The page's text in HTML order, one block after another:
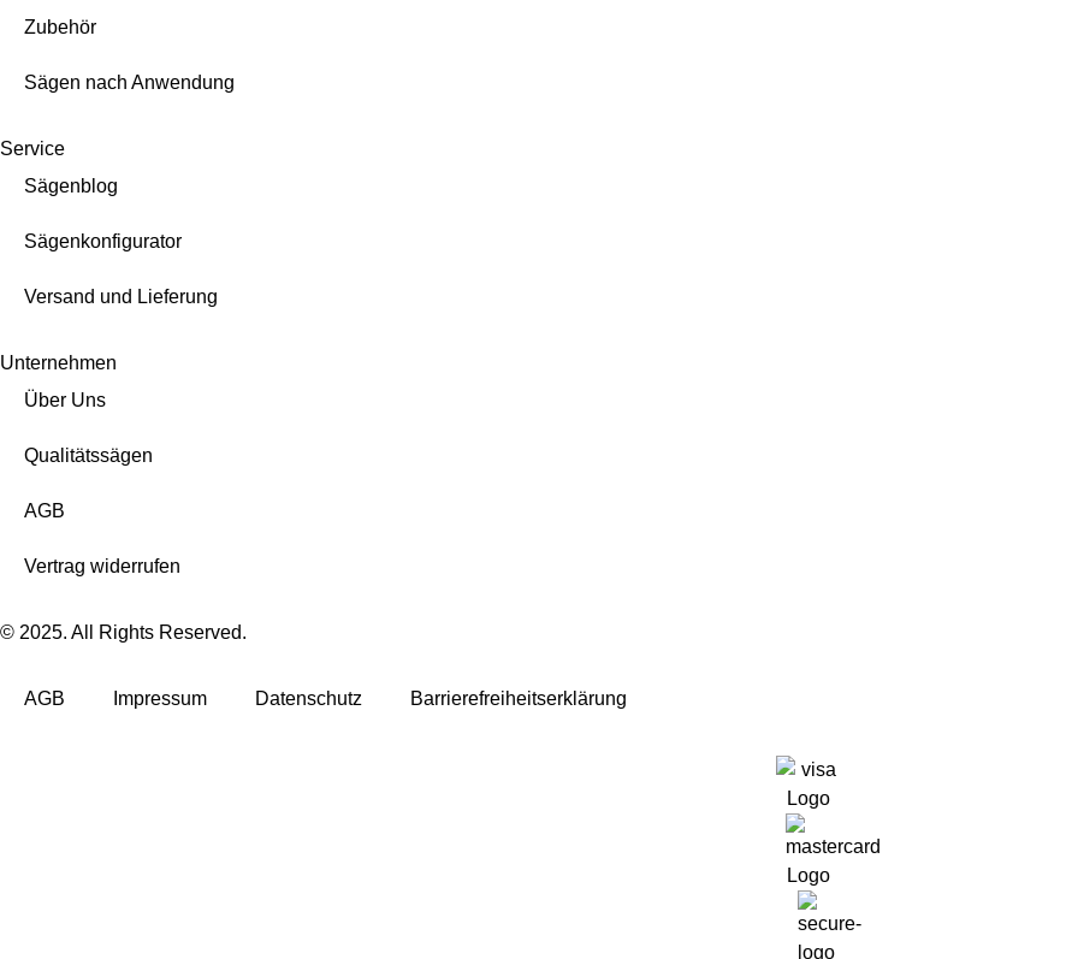
Zubehör
Sägen nach Anwendung
Service
Sägenblog
Sägenkonfigurator
Versand und Lieferung
Unternehmen
Über Uns
Qualitätssägen
AGB
Vertrag widerrufen
© 2025. All Rights Reserved.
AGB Impressum Datenschutz Barrierefreiheitserklärung